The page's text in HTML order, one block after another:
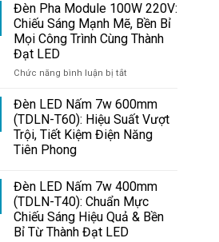
Đèn Pha Module 100W 220V:
Chiếu Sáng Mạnh Mẽ, Bền Bỉ
Mọi Công Trình Cùng Thành
Đạt LED
Chức năng bình luận bị tắt
Pha
Module
100W
220V:
Mạnh
Mẽ,
Bền
Bỉ
Mọi
Đèn LED Nấm 7w 600mm
(TDLN-T60): Hiệu Suất Vượt
Trội, Tiết Kiệm Điện Năng
Tiên Phong
Đèn LED Nấm 7w 400mm
(TDLN-T40): Chuẩn Mực
Chiếu Sáng Hiệu Quả & Bền
Bỉ Từ Thành Đạt LED